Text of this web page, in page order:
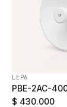
LEPA
PBE-2AC-
$ 430.000